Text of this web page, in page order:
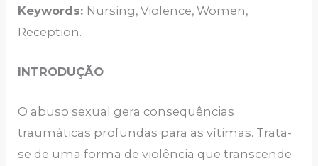
Keywords: Nursing, Violence, Women,
Reception.
INTRODUÇÃO
O abuso sexual gera consequências
traumáticas profundas para as vítimas. Trata-
se de uma forma de violência que transcende